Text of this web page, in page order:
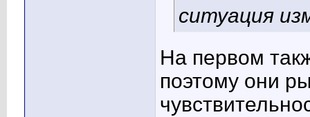
ситуация
На первом
поэтому они